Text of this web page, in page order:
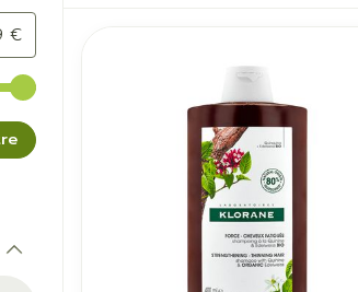
€
et droite pour ajuster les valeurs